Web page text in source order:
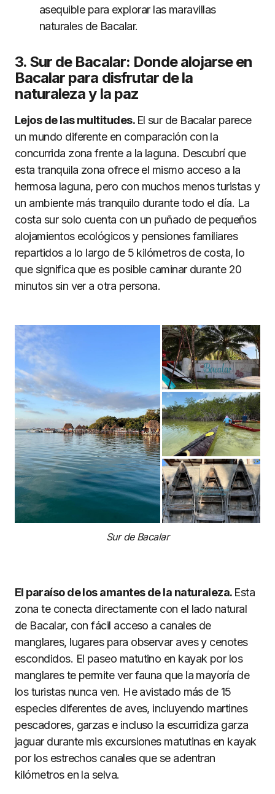
asequible para explorar las maravillas
naturales de Bacalar.
3. Sur de Bacalar: Donde alojarse en
Bacalar para disfrutar de la
naturaleza y la paz
Lejos de las multitudes. El sur de Bacalar parece
un mundo diferente en comparación con la
concurrida zona frente a la laguna. Descubrí que
esta tranquila zona ofrece el mismo acceso a la
hermosa laguna, pero con muchos menos turistas y
un ambiente más tranquilo durante todo el día. La
costa sur solo cuenta con un puñado de pequeños
alojamientos ecológicos y pensiones familiares
repartidos a lo largo de 5 kilómetros de costa, lo
que significa que es posible caminar durante 20
minutos sin ver a otra persona.
Sur de Bacalar
El paraíso de los amantes de la naturaleza. Esta
zona te conecta directamente con el lado natural
de Bacalar, con fácil acceso a canales de
manglares, lugares para observar aves y cenotes
escondidos. El paseo matutino en kayak por los
manglares te permite ver fauna que la mayoría de
los turistas nunca ven. He avistado más de 15
especies diferentes de aves, incluyendo martines
pescadores, garzas e incluso la escurridiza garza
jaguar durante mis excursiones matutinas en kayak
por los estrechos canales que se adentran
kilómetros en la selva.